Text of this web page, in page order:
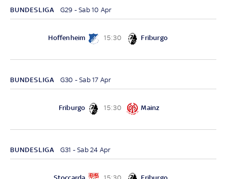
BUNDESLIGA G29 - Sab 10 Apr
Hoffenheim 15:30 Friburgo
BUNDESLIGA G30 - Sab 17 Apr
Friburgo 15:30 Mainz
BUNDESLIGA G31 - Sab 24 Apr